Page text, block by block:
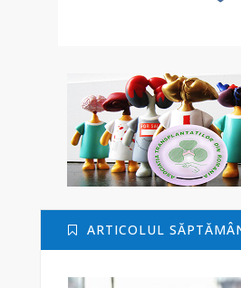
ARTICOLUL